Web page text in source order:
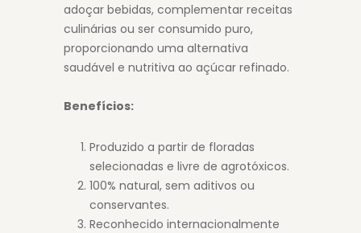
adoçar bebidas, complementar receitas
culinárias ou ser consumido puro,
proporcionando uma alternativa
saudável e nutritiva ao açúcar refinado.
Benefícios:
Produzido a partir de floradas
selecionadas e livre de agrotóxicos.
100% natural, sem aditivos ou
conservantes.
Reconhecido internacionalmente